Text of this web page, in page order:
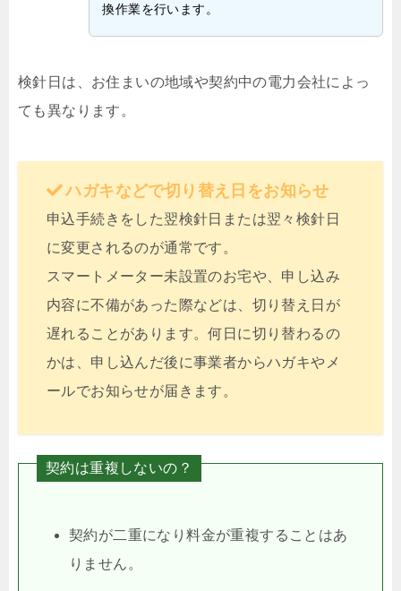
換作業を行います。
検針日は、お住まいの地域や契約中の電力会社によっ
ても異なります。
ハガキなどで切り替え日をお知らせ
申込手続きをした翌検針日または翌々検針日
に変更されるのが通常です。
スマートメーター未設置のお宅や、申し込み
内容に不備があった際などは、切り替え日が
遅れることがあります。何日に切り替わるの
かは、申し込んだ後に事業者からハガキやメ
ールでお知らせが届きます。
契約は重複しないの？
契約が二重になり料金が重複することはあ
りません。